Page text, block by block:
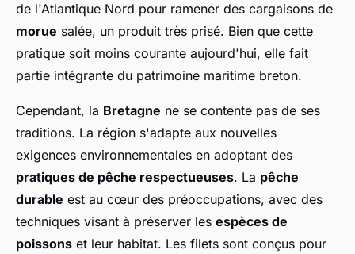
de l'Atlantique Nord pour ramener des cargaisons de
morue salée, un produit très prisé. Bien que cette
pratique soit moins courante aujourd'hui, elle fait
partie intégrante du patrimoine maritime breton.
Cependant, la Bretagne ne se contente pas de ses
traditions. La région s'adapte aux nouvelles
exigences environnementales en adoptant des
pratiques de pêche respectueuses. La pêche
durable est au cœur des préoccupations, avec des
techniques visant à préserver les espèces de
poissons et leur habitat. Les filets sont conçus pour